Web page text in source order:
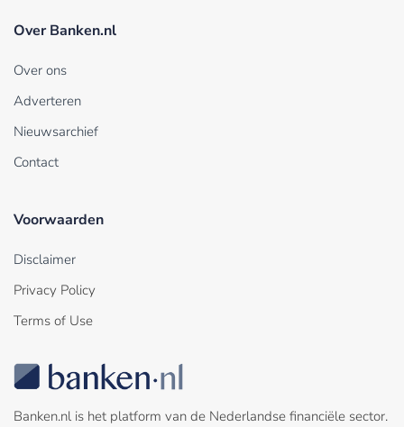
Over Banken.nl
Over ons
Adverteren
Nieuwsarchief
Contact
Voorwaarden
Disclaimer
Privacy Policy
Terms of Use
Banken.nl is het platform van de Nederlandse financiële sector.